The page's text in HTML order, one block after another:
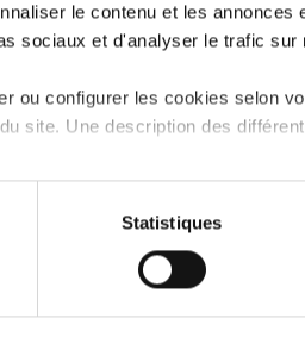
le contenu et les annonces
sociaux et d'analyser le trafic sur
ou configurer les cookies selon
site. Une description des
(ex : lecture de vidéos,
de l’affichage du
Statistiques
Lire plus